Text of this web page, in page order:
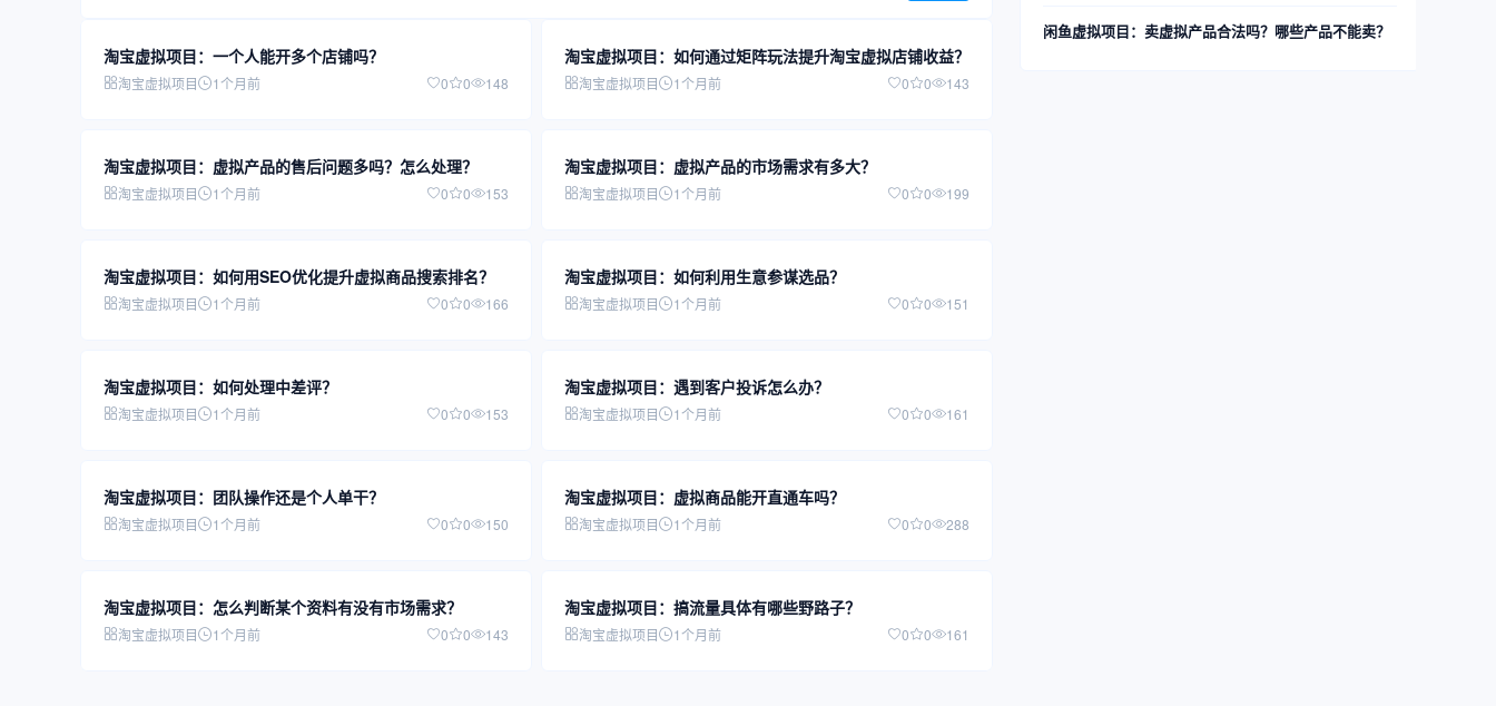
淘宝虚拟项目：一个人能开多个店铺吗？
淘宝虚拟项目 1个月前 0 0 148
淘宝虚拟项目：如何通过矩阵玩法提升淘宝虚拟店铺收益？
淘宝虚拟项目 1个月前 0 0 143
淘宝虚拟项目：虚拟产品的售后问题多吗？怎么处理？
淘宝虚拟项目 1个月前 0 0 153
淘宝虚拟项目：虚拟产品的市场需求有多大？
淘宝虚拟项目 1个月前 0 0 199
淘宝虚拟项目：如何用SEO优化提升虚拟商品搜索排名？
淘宝虚拟项目 1个月前 0 0 166
淘宝虚拟项目：如何利用生意参谋选品？
淘宝虚拟项目 1个月前 0 0 151
淘宝虚拟项目：如何处理中差评？
淘宝虚拟项目 1个月前 0 0 153
淘宝虚拟项目：遇到客户投诉怎么办？
淘宝虚拟项目 1个月前 0 0 161
淘宝虚拟项目：团队操作还是个人单干？
淘宝虚拟项目 1个月前 0 0 150
淘宝虚拟项目：虚拟商品能开直通车吗？
淘宝虚拟项目 1个月前 0 0 288
淘宝虚拟项目：怎么判断某个资料有没有市场需求？
淘宝虚拟项目 1个月前 0 0 143
淘宝虚拟项目：搞流量具体有哪些野路子？
淘宝虚拟项目 1个月前 0 0 161
闲鱼虚拟项目：卖虚拟产品合法吗？哪些产品不能卖？